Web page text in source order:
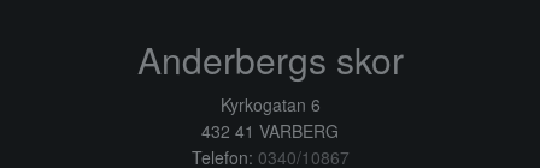
Anderbergs skor
Kyrkogatan 6
432 41 VARBERG
Telefon: 0340/10867